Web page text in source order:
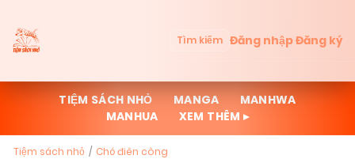
Tìm kiếm Đăng nhậpĐăng ký
TIỆM SÁCH NHỎ MANGA
MANHWA
MANHUA
XEM THÊM ▸
Tiệm sách nhỏ Chó điên công